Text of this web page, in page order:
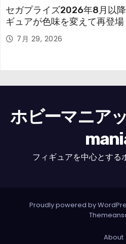
セガプライズ2026年8月以
ギュアが色味を変えて再登場
7月 29, 2026
ホビーマニア
フィギュアを中心とする
Proudly powered by
About